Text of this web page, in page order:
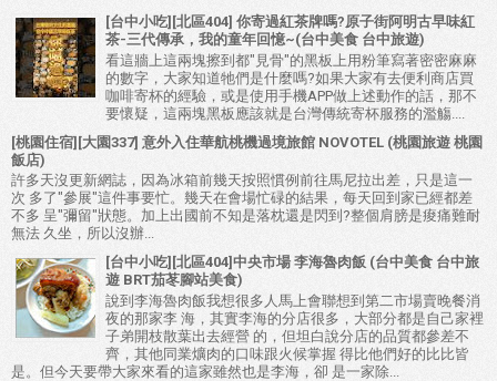
[台中小吃][北區404] 你寄過紅茶牌嗎?原子街阿明古早味紅
茶-三代傳承，我的童年回憶~(台中美食 台中旅遊)
看這牆上這兩塊擦到都"見骨"的黑板上用粉筆寫著密密麻麻
的數字，大家知道牠們是什麼嗎?如果大家有去便利商店買
咖啡寄杯的經驗，或是使用手機APP做上述動作的話，那不
要懷疑，這兩塊黑板應該就是台灣傳統寄杯服務的濫觴....
[桃園住宿][大園337] 意外入住華航桃機過境旅館 NOVOTEL (桃園旅遊 桃園
飯店)
許多天沒更新網誌，因為冰箱前幾天按照慣例前往馬尼拉出差，只是這一
次 多了"參展"這件事要忙。幾天在會場忙碌的結果，每天回到家已經都差
不多 呈"彌留"狀態。加上出國前不知是落枕還是閃到?整個肩膀是痠痛難耐
無法 久坐，所以沒辦...
[台中小吃][北區404]中央市場 李海魯肉飯 (台中美食 台中旅
遊 BRT茄苳腳站美食)
說到李海魯肉飯我想很多人馬上會聯想到第二市場賣晚餐消
夜的那家李 海，其實李海的分店很多，大部分都是自己家裡
子弟開枝散葉出去經營 的，但坦白說分店的品質都參差不
齊，其他同業爌肉的口味跟火候掌握 得比他們好的比比皆
是。但今天要帶大家來看的這家雖然也是李海，卻 是一家除...